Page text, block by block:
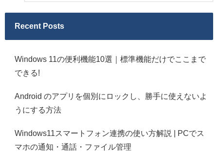
Recent Posts
Windows 11の便利機能10選｜標準機能だけでここまで
できる!
Android のアプリを個別にロックし、勝手に使えないよ
うにする方法
Windows11スマートフォン連携の使い方解説 | PCでス
マホの通知・通話・ファイル管理